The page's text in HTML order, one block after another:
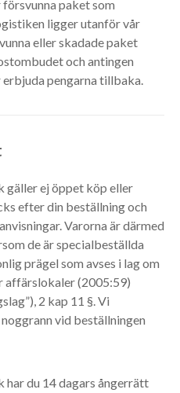
paket som
ligger utanför vår
eller skadade paket
och antingen
pengarna tillbaka.
gäller ej öppet köp eller
efter din beställning och
Varorna är därmed
de är specialbeställda
prägel som avses i lag om
affärslokaler (2005:59)
2 kap 11 §. Vi
vid beställningen
har du 14 dagars ångerrätt